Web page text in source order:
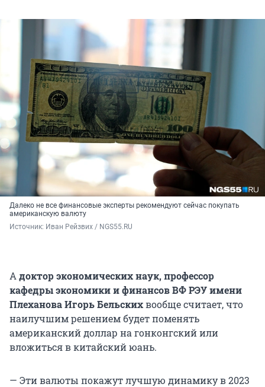
Далеко не все финансовые эксперты рекомендуют сейчас покупать
американскую валюту
Источник: Иван Рейзвих / NGS55.RU
А доктор экономических наук, профессор
кафедры экономики и финансов ВФ РЭУ имени
Плеханова Игорь Бельскихвообще считает, что
наилучшим решением будет поменять
американский доллар на гонконгский или
вложиться в китайский юань.
— Эти валюты покажут лучшую динамику в 2023